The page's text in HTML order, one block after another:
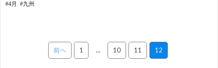
4月 九州
前へ 1 … 10 11 12